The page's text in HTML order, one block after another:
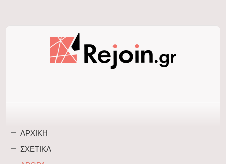
ΑΡΧΙΚΉ
ΣΧΕΤΙΚΆ